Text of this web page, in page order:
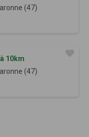
(47)
à 10km
(47)